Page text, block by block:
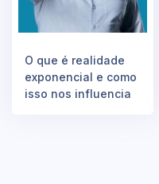
O que é realidade
exponencial e como
isso nos influencia